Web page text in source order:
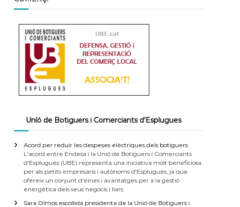
Uníó de Botiguers i Comerciants d’Esplugues
Acord per reduir les despeses elèctriques dels botiguers
L'acord entre Endesa i la Unió de Botiguers i Comerciants
d'Esplugues (UBE) representa una iniciativa molt beneficiosa
per als petits empresaris i autònoms d'Esplugues, ja que
ofereix un conjunt d'eines i avantatges per a la gestió
energètica dels seus negocis i llars.
Sara Olmos escollida presidenta de la Unió de Botiguers i